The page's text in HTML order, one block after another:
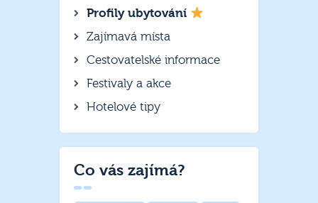
Profily ubytování
Zajímavá místa
Cestovatelské informace
Festivaly a akce
Hotelové tipy
Co vás zajímá?